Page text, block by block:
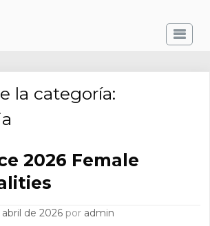
la categoría:
2026 Female
de 2026 por admin